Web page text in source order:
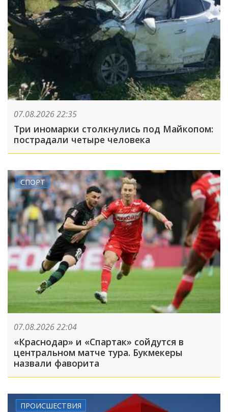
07.08.2026 22:35
Три иномарки столкнулись под Майкопом:
пострадали четыре человека
СПОРТ
07.08.2026 22:04
«Краснодар» и «Спартак» сойдутся в
центральном матче тура. Букмекеры
назвали фаворита
ПРОИСШЕСТВИЯ